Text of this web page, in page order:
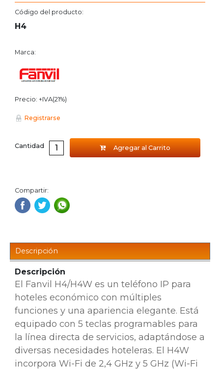
Código del producto:
H4
Marca:
Precio: +IVA(21%)
Registrarse
Cantidad Agregar al Carrito
Compartir:
Descripción
Descripción
El Fanvil H4/H4W es un teléfono IP para
hoteles económico con múltiples
funciones y una apariencia elegante. Está
equipado con 5 teclas programables para
la línea directa de servicios, adaptándose a
diversas necesidades hoteleras. El H4W
incorpora Wi-Fi de 2,4 GHz y 5 GHz (Wi-Fi